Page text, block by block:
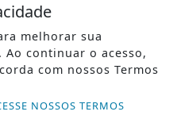
melhorar sua
Ao continuar o acesso,
com nossos Termos
NOSSOS TERMOS